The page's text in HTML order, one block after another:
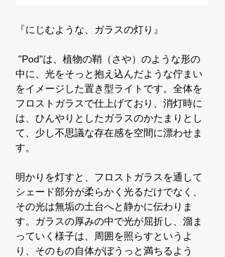
『にじむような、ガラスの灯り』
"Pod"は、植物の鞘（さや）のような形の
中に、光をそっと抱え込んだような佇まい
をイメージした置き型ライトです。全体を
フロストガラスで仕上げており、消灯時に
は、ひんやりとしたガラスのかたまりとし
て、少し不思議な存在感を空間に漂わせま
す。
明かりを灯すと、フロストガラスを通して
シェード部分が柔らかく光るだけでなく、
その光は無垢の土台へと静かに伝わりま
す。ガラスの厚みの中で光が屈折し、溜ま
っていく様子は、周囲を照らすというよ
り、そのもの自体がぼうっと満ちるよう